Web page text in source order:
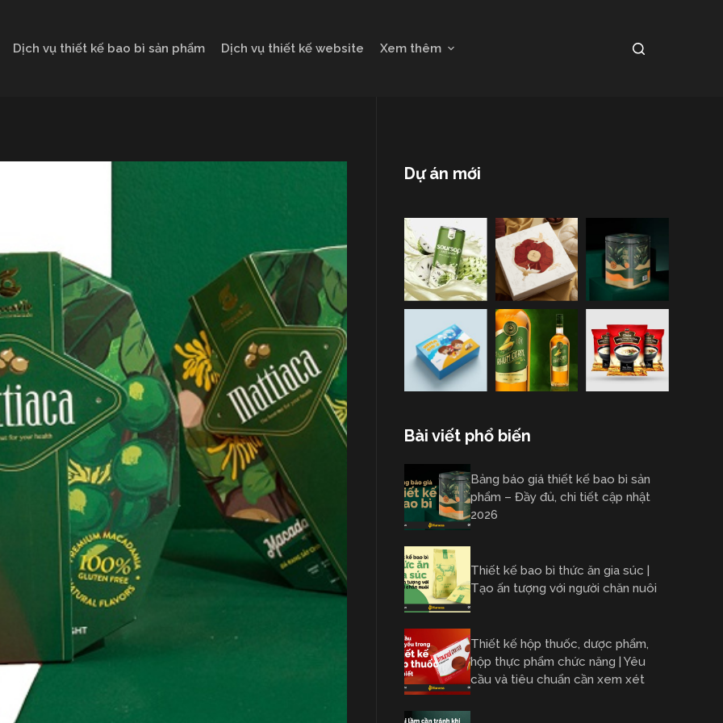
Dịch vụ thiết kế bao bì sản phẩm Dịch vụ thiết kế website Xem thêm
Dự án mới
Bài viết phổ biến
Bảng báo giá thiết kế bao bì sản
phẩm – Đầy đủ, chi tiết cập nhật
2026
Thiết kế bao bì thức ăn gia súc |
Tạo ấn tượng với người chăn nuôi
Thiết kế hộp thuốc, dược phẩm,
hộp thực phẩm chức năng | Yêu
cầu và tiêu chuẩn cần xem xét